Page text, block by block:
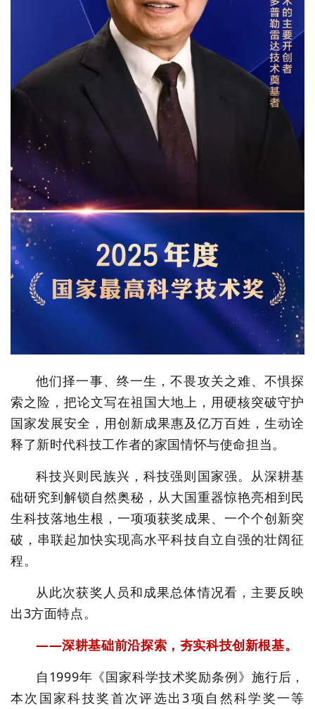
他们择一事、终一生，不畏攻关之难、不惧探
索之险，把论文写在祖国大地上，用硬核突破守护
国家发展安全，用创新成果惠及亿万百姓，生动诠
释了新时代科技工作者的家国情怀与使命担当。
科技兴则民族兴，科技强则国家强。从深耕基
础研究到解锁自然奥秘，从大国重器惊艳亮相到民
生科技落地生根，一项项获奖成果、一个个创新突
破，串联起加快实现高水平科技自立自强的壮阔征
程。
从此次获奖人员和成果总体情况看，主要反映
出3方面特点。
——深耕基础前沿探索，夯实科技创新根基。
自1999年《国家科学技术奖励条例》施行后，
本次国家科技奖首次评选出3项自然科学奖一等